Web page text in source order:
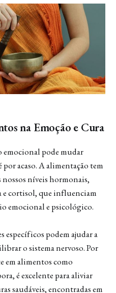
na Emoção e Cura
emocional pode mudar
por acaso. A alimentação tem
níveis hormonais,
e cortisol, que influenciam
emocional e psicológico.
podem ajudar a
o sistema nervoso. Por
em alimentos como
é excelente para aliviar
saudáveis, encontradas em